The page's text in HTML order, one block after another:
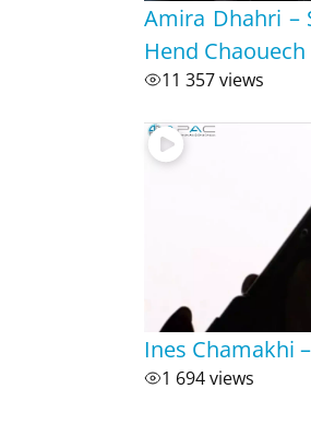
Amira Dhahri –
Hend Chaouech
11 357 views
Ines Chamakhi
1 694 views